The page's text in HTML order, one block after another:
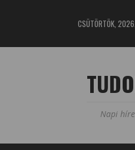
CSÜTÖRTÖK,
Napi